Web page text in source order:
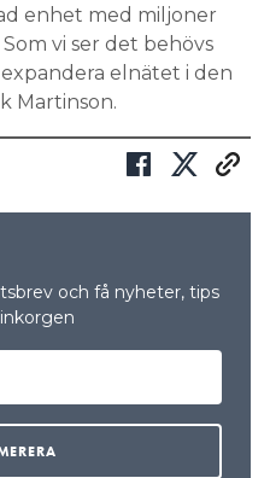
enhet med miljoner
vi ser det behövs
elnätet i den
Martinson.
och få nyheter, tips